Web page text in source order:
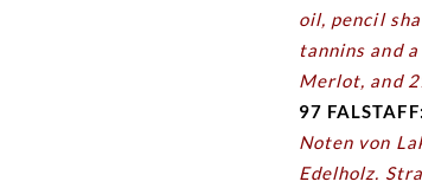
oil, pencil
tannins and
Merlot, and
97 FALSTAFF:
Noten von
Edelholz.